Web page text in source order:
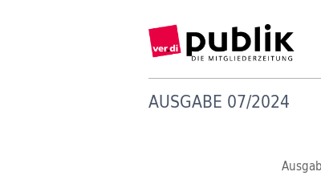
AUSGABE 07/2024